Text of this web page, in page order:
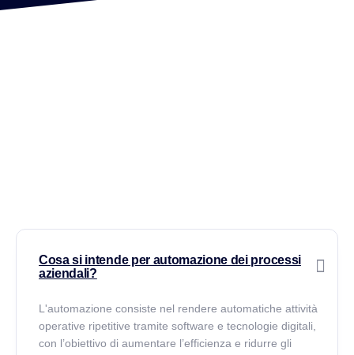
Cosa si intende per automazione dei processi
aziendali?
L'automazione consiste nel rendere automatiche attività
operative ripetitive tramite software e tecnologie digitali,
con l’obiettivo di aumentare l’efficienza e ridurre gli